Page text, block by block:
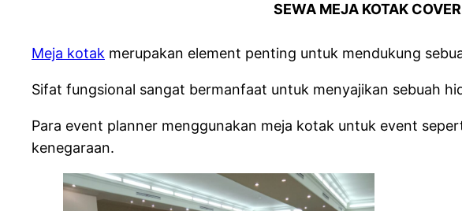
SEWA MEJA KOTAK
Meja kotak merupakan element penting untuk mendukung
Sifat fungsional sangat bermanfaat untuk menyajikan sebuah
Para event planner menggunakan meja kotak untuk event
kenegaraan.